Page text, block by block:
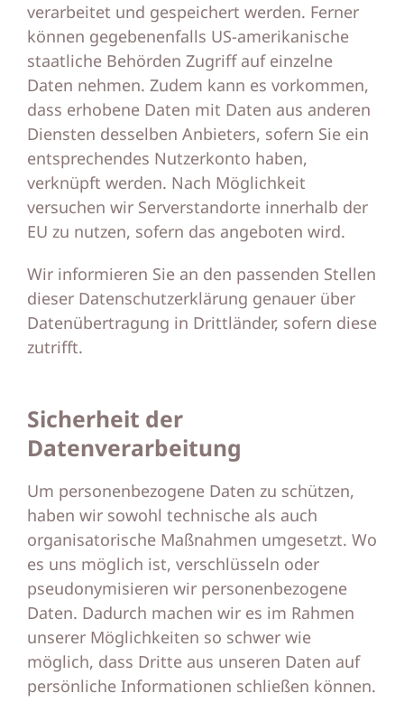
verarbeitet und gespeichert werden. Ferner
können gegebenenfalls US-amerikanische
staatliche Behörden Zugriff auf einzelne
Daten nehmen. Zudem kann es vorkommen,
dass erhobene Daten mit Daten aus anderen
Diensten desselben Anbieters, sofern Sie ein
entsprechendes Nutzerkonto haben,
verknüpft werden. Nach Möglichkeit
versuchen wir Serverstandorte innerhalb der
EU zu nutzen, sofern das angeboten wird.
Wir informieren Sie an den passenden Stellen
dieser Datenschutzerklärung genauer über
Datenübertragung in Drittländer, sofern diese
zutrifft.
Sicherheit der
Datenverarbeitung
Um personenbezogene Daten zu schützen,
haben wir sowohl technische als auch
organisatorische Maßnahmen umgesetzt. Wo
es uns möglich ist, verschlüsseln oder
pseudonymisieren wir personenbezogene
Daten. Dadurch machen wir es im Rahmen
unserer Möglichkeiten so schwer wie
möglich, dass Dritte aus unseren Daten auf
persönliche Informationen schließen können.